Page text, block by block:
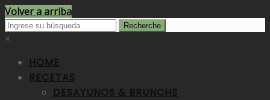
Volver a arriba
×
HOME
RECETAS
DESAYUNOS & BRUNCHS